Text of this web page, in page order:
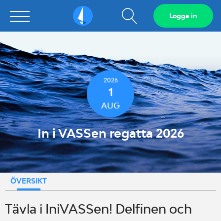
Sailarena Visa
sökfält
Logga in
2026
1
AUG
In i VASSen regatta 2026
ÖVERSIKT
Tävla i IniVASSen! Delfinen och